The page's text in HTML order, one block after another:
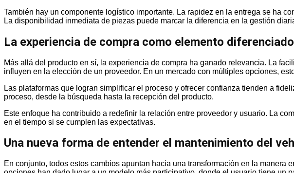
También hay un componente logístico importante. La rapidez en la entrega se ha
La disponibilidad inmediata de piezas puede marcar la diferencia en la gestión
La experiencia de compra como elemento
Más allá del producto en sí, la experiencia de compra ha ganado relevancia. La
influyen en la elección de un proveedor. En un mercado con múltiples opciones,
Las plataformas que logran simplificar el proceso y ofrecer confianza tienden a
proceso, desde la búsqueda hasta la recepción del producto.
Este enfoque ha contribuido a redefinir la relación entre proveedor y usuario. La
en el tiempo si se cumplen las expectativas.
Una nueva forma de entender el mantenimiento del
En conjunto, todos estos cambios apuntan hacia una transformación en la